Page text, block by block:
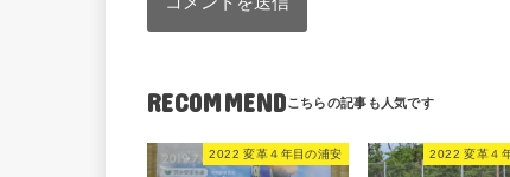
RECOMMEND
2022 変革４年目の浦安 2022 変革４